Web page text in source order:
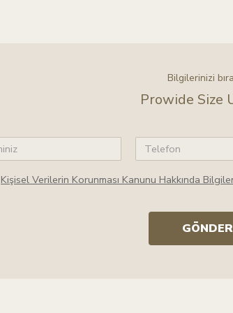
Bilgilerinizi
Prowide Size
Kişisel Verilerin Korunması Kanunu Hakkında
GÖNDER